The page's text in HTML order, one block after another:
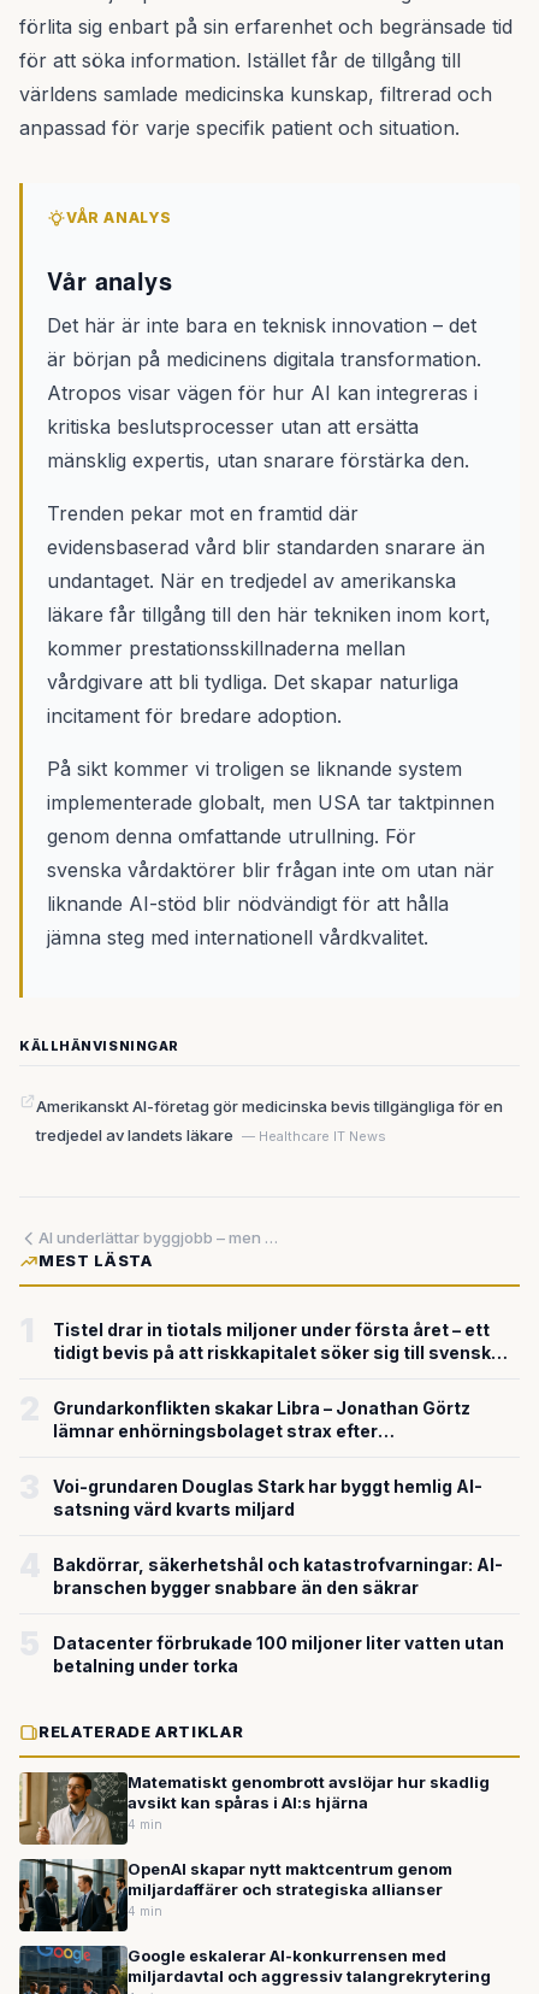
förlita sig enbart på sin erfarenhet och begränsade tid
för att söka information. Istället får de tillgång till
världens samlade medicinska kunskap, filtrerad och
anpassad för varje specifik patient och situation.
VÅR ANALYS
Vår analys
Det här är inte bara en teknisk innovation – det
är början på medicinens digitala transformation.
Atropos visar vägen för hur AI kan integreras i
kritiska beslutsprocesser utan att ersätta
mänsklig expertis, utan snarare förstärka den.
Trenden pekar mot en framtid där
evidensbaserad vård blir standarden snarare än
undantaget. När en tredjedel av amerikanska
läkare får tillgång till den här tekniken inom kort,
kommer prestationsskillnaderna mellan
vårdgivare att bli tydliga. Det skapar naturliga
incitament för bredare adoption.
På sikt kommer vi troligen se liknande system
implementerade globalt, men USA tar taktpinnen
genom denna omfattande utrullning. För
svenska vårdaktörer blir frågan inte om utan när
liknande AI-stöd blir nödvändigt för att hålla
jämna steg med internationell vårdkvalitet.
KÄLLHÄNVISNINGAR
Amerikanskt AI-företag gör medicinska bevis tillgängliga för en
tredjedel av landets läkare — Healthcare IT News
AI underlättar byggjobb – men datacenter står utan ström
MEST LÄSTA
Tistel drar in tiotals miljoner under första året – ett
tidigt bevis på att riskkapitalet söker sig till svensk
Grundarkonflikten skakar Libra – Jonathan Görtz
lämnar enhörningsbolaget strax efter
Voi-grundaren Douglas Stark har byggt hemlig AI-
satsning värd kvarts miljard
Bakdörrar, säkerhetshål och katastrofvarningar: AI-
branschen bygger snabbare än den säkrar
Datacenter förbrukade 100 miljoner liter vatten utan
betalning under torka
RELATERADE ARTIKLAR
Matematiskt genombrott avslöjar hur skadlig
avsikt kan spåras i AI:s hjärna
4 min
OpenAI skapar nytt maktcentrum genom
miljardaffärer och strategiska allianser
4 min
Google eskalerar AI-konkurrensen med
miljardavtal och aggressiv talangrekrytering